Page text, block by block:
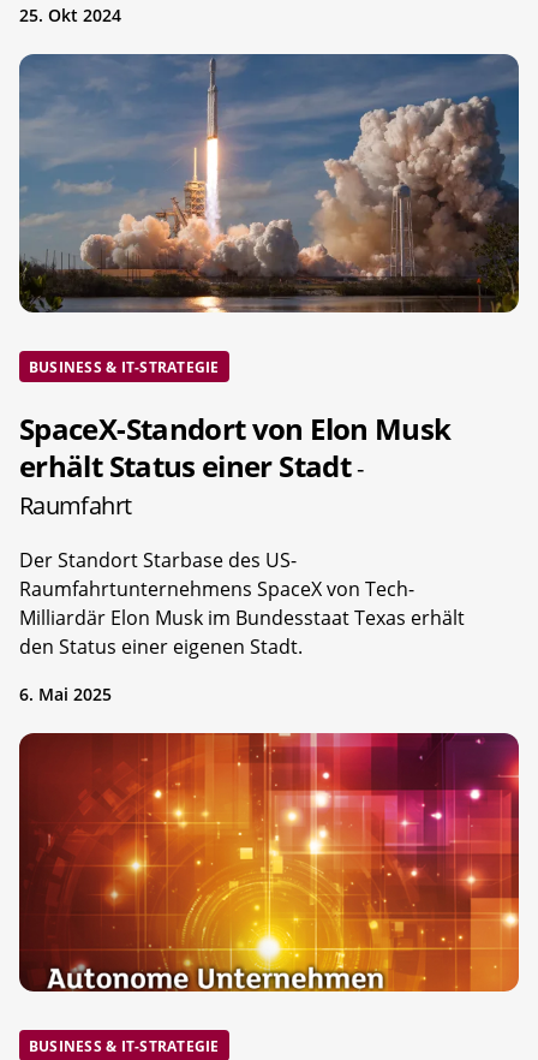
25. Okt 2024
BUSINESS & IT-STRATEGIE
SpaceX-Standort von Elon Musk
erhält Status einer Stadt-
Raumfahrt
Der Standort Starbase des US-
Raumfahrtunternehmens SpaceX von Tech-
Milliardär Elon Musk im Bundesstaat Texas erhält
den Status einer eigenen Stadt.
6. Mai 2025
BUSINESS & IT-STRATEGIE